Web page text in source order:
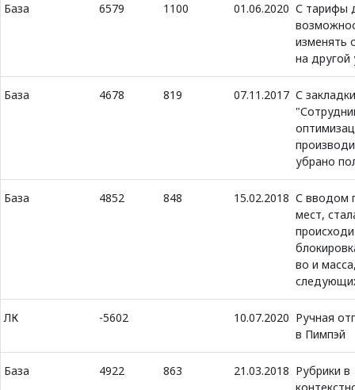
База 6579 1100 01.06.2020 С тарифы
изменять
на другой
База 4678 819 07.11.2017 С закладки
убрано
База 4852 848 15.02.2018 С вводом
мест,
во и
ЛК -5602 10.07.2020 Ручная
в Пимпэй
База 4922 863 21.03.2018 Рубрики в